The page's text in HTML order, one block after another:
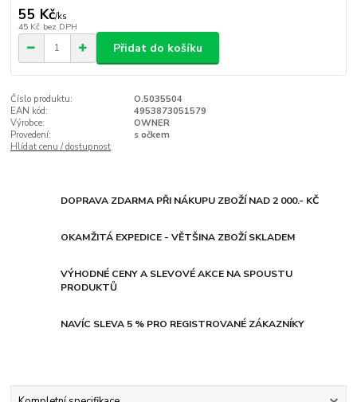
55 Kč/ks
45 Kč bez DPH
Přidat do košíku
Číslo produktu:
O.5035504
EAN kód:
4953873051579
Výrobce:
OWNER
Provedení:
s očkem
Hlídat cenu / dostupnost
DOPRAVA ZDARMA PŘI NÁKUPU ZBOŽÍ NAD 2 000.- KČ
OKAMŽITÁ EXPEDICE - VĚTŠINA ZBOŽÍ SKLADEM
VÝHODNÉ CENY A SLEVOVÉ AKCE NA SPOUSTU
PRODUKTŮ
NAVÍC SLEVA 5 % PRO REGISTROVANÉ ZÁKAZNÍKY